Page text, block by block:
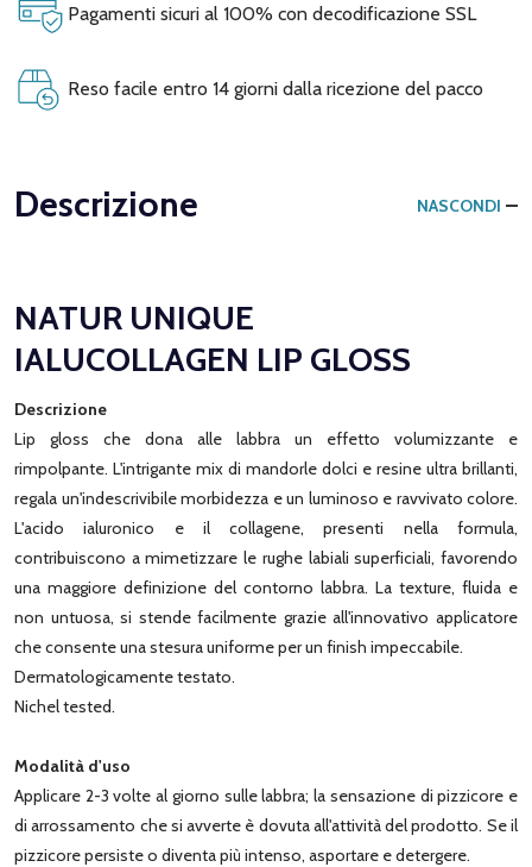
Pagamenti sicuri al 100% con decodificazione SSL
Reso facile entro 14 giorni dalla ricezione del pacco
Descrizione NASCONDI
NATUR UNIQUE
IALUCOLLAGEN LIP GLOSS
Descrizione
Lip gloss che dona alle labbra un effetto volumizzante e
rimpolpante. L'intrigante mix di mandorle dolci e resine ultra brillanti,
regala un'indescrivibile morbidezza e un luminoso e ravvivato colore.
L'acido ialuronico e il collagene, presenti nella formula,
contribuiscono a mimetizzare le rughe labiali superficiali, favorendo
una maggiore definizione del contorno labbra. La texture, fluida e
non untuosa, si stende facilmente grazie all'innovativo applicatore
che consente una stesura uniforme per un finish impeccabile.
Dermatologicamente testato.
Nichel tested.
Modalità d'uso
Applicare 2-3 volte al giorno sulle labbra; la sensazione di pizzicore e
di arrossamento che si avverte è dovuta all'attività del prodotto. Se il
pizzicore persiste o diventa più intenso, asportare e detergere.